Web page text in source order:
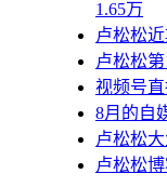
1.65万
卢松松
卢松松
视频号
8月的自
卢松松
卢松松